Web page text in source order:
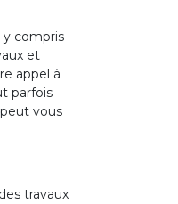
y compris
et
appel à
parfois
vous
travaux